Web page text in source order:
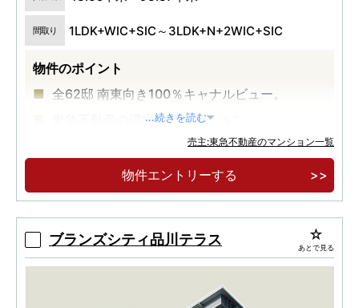
間取り 1LDK+WIC+SIC～3LDK+N+2WIC+SIC
物件のポイント
全62邸 南東向き100％キャナルビュー。
東急不動産の環境先進マンション。
...続きを読む
売主:東急不動産のマンション一覧
物件エントリーする
ブランズシティ品川テラス あとで見る